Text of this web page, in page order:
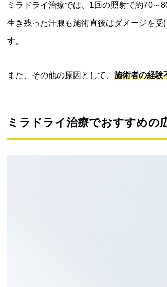
ミラドライ治療では、1回の照射で約70～
生き残った汗腺も施術直後はダメージを
す。
また、その他の原因として、 施術者の経験
ミラドライ治療でおすすめの